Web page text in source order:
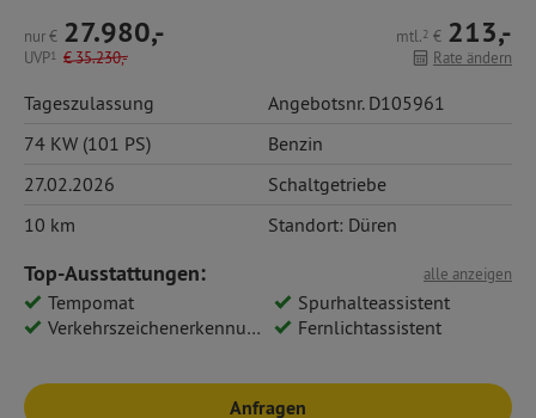
nur€ 27.980,-
UVP1 €35.230,-
mtl.2 € 213,-
Rate ändern
Tageszulassung
Angebotsnr. D105961
74 KW (101 PS)
Benzin
27.02.2026
Schaltgetriebe
10 km
Standort: Düren
alle anzeigen
Top-Ausstattungen:
Tempomat
Spurhalteassistent
Verkehrszeichenerkennung
Fernlichtassistent
Anfragen